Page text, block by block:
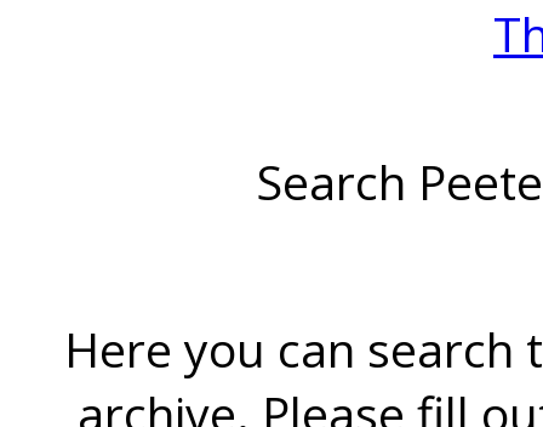
Search
Here you can search
archive. Please fill